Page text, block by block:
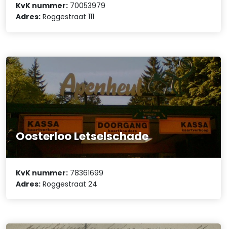
KvK nummer: 70053979
Adres: Roggestraat 111
Oosterloo Letselschade
KvK nummer: 78361699
Adres: Roggestraat 24